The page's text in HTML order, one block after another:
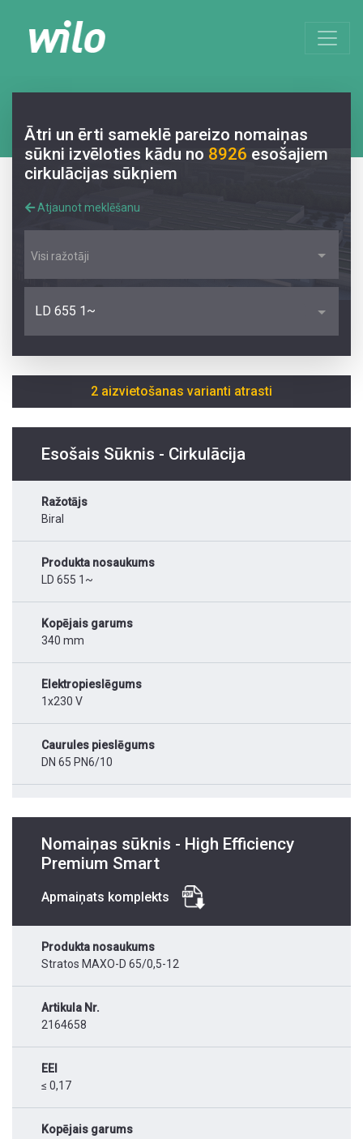
Ātri un ērti sameklē pareizo nomaiņas
sūkni izvēloties kādu no 8926 esošajiem
cirkulācijas sūkņiem
Atjaunot meklēšanu
Visi ražotāji
LD 655 1~
2 aizvietošanas varianti atrasti
Esošais Sūknis - Cirkulācija
Ražotājs
Biral
Produkta nosaukums
LD 655 1~
Kopējais garums
340 mm
Elektropieslēgums
1x230 V
Caurules pieslēgums
DN 65 PN6/10
Nomaiņas sūknis - High Efficiency
Premium Smart
Apmaiņats komplekts
Produkta nosaukums
Stratos MAXO-D 65/0,5-12
Artikula Nr.
2164658
EEI
≤ 0,17
Kopējais garums